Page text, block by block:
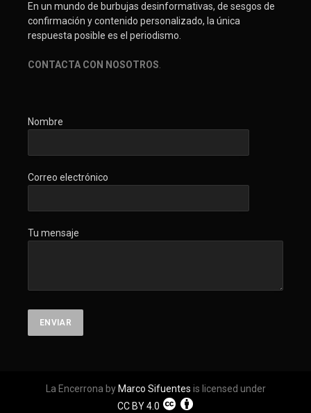
En un mundo de burbujas desinformativas, de sesgos de
confirmación y contenido personalizado, la única
respuesta posible es el periodismo.
CONTACTA CON NOSOTROS
Nombre
Correo electrónico
Tu mensaje
La Encerrona by Marco Sifuentes is licensed under
CC BY 4.0